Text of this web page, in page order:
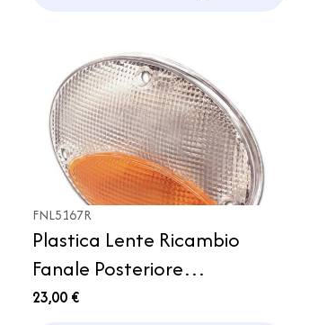
FNL5167R
Plastica Lente Ricambio
Fanale Posteriore
Retromarcia Direzione
23,00 €